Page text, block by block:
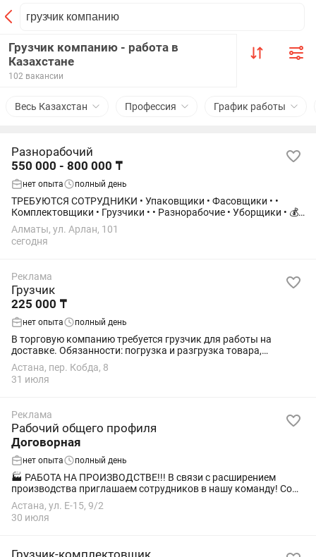
Грузчик компанию - работа в
Казахстане
102 вакансии
Весь Казахстан Профессия График работы
Разнорабочий
550 000 - 800 000 ₸
нет опыта полный день
ТРЕБУЮТСЯ СОТРУДНИКИ • Упаковщики • Фасовщики • •
Комплектовщики • Грузчики • • Разнорабочие • Уборщики • 💰
Заработная плата от 600 000 тг/месяц 🏠 Бесплатное
проживание 🍽️ Бесплатное питание 🚌...
Алматы, ул. Арлан, 101
сегодня
Реклама
Грузчик
225 000 ₸
нет опыта полный день
В торговую компанию требуется грузчик для работы на
доставке. Обязанности: погрузка и разгрузка товара,
сопровождение водителя на маршруте. Требования:
ответственность, физическая выносливость,...
Астана, пер. Кобда, 8
31 июля
Реклама
Рабочий общего профиля
Договорная
нет опыта полный день
🏭 РАБОТА НА ПРОИЗВОДСТВЕ!!! В связи с расширением
производства приглашаем сотрудников в нашу команду! Со
всего Казахстана!!! 450 000 тн ежемесячно!!! 🌟 Мы
предлагаем: 💰 Высокая и своевременная...
Астана, ул. Е-15, 9/2
30 июля
Грузчик-комплектовщик